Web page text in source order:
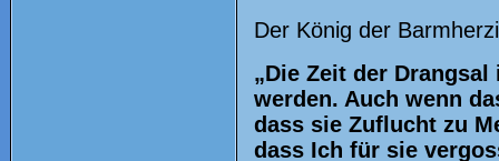
Der König der
„Die Zeit der
werden. Auch wenn
dass sie Zuflucht zu
dass Ich für sie